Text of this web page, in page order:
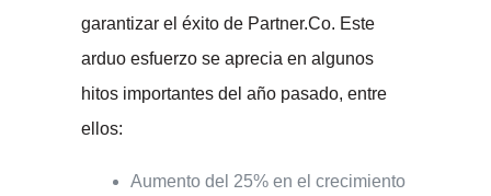
garantizar el éxito de Partner.Co. Este
arduo esfuerzo se aprecia en algunos
hitos importantes del año pasado, entre
ellos:
Aumento del 25% en el crecimiento